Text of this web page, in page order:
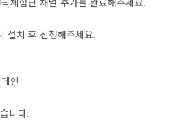
설치 후 신청해주세요.
인
니다.